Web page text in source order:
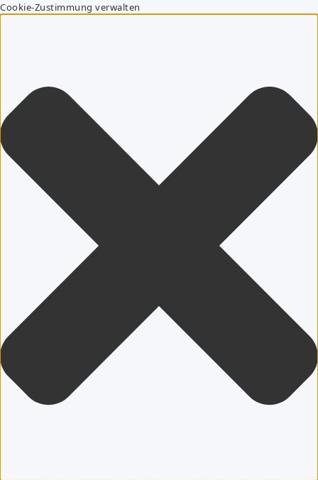
Cookie-Zustimmung verwalten